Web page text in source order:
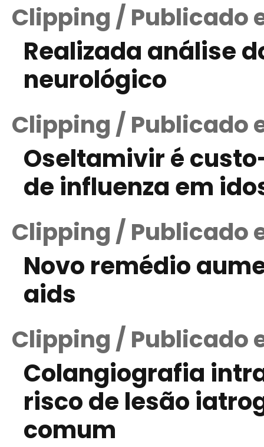
Clipping / Publicado
Realizada análise
neurológico
Clipping / Publicado
Oseltamivir é
de influenza em
Clipping / Publicado
Novo remédio
aids
Clipping / Publicado
Colangiografia
risco de lesão
comum